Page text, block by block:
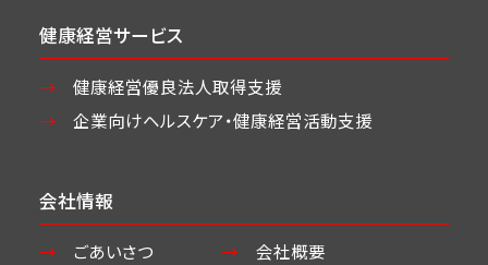
健康経営サービス
健康経営優良法人取得支援
企業向けヘルスケア・健康経営活動支援
会社情報
ごあいさつ
会社概要